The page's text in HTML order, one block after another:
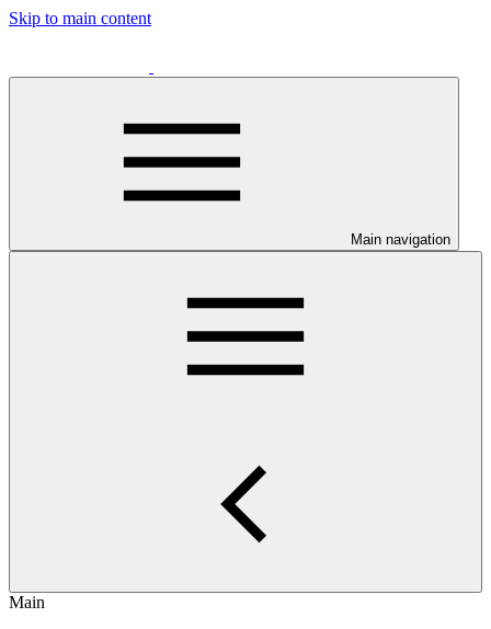
Skip to main content
Main navigation
Main